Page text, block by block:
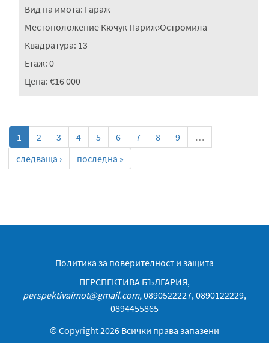
Вид на имота: Гараж
Местоположение Кючук Париж›Остромила
Квадратура: 13
Етаж: 0
Цена: €16 000
1 2 3 4 5 6 7 8 9
…
следваща ›
последна »
Политика за поверителност и защита
ПЕРСПЕКТИВА БЪЛГАРИЯ,
perspektivaimot@gmail.com,0890522227, 0890122229,
0894455865
© Copyright 2026 Всички права запазени